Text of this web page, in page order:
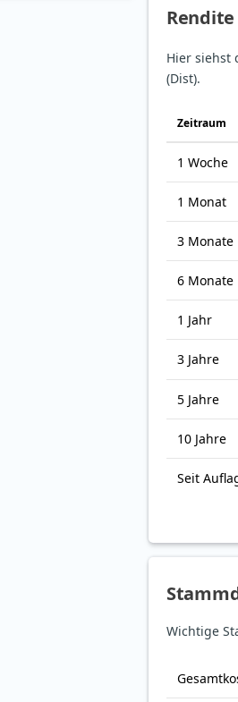
Rendite
Hier siehst
(Dist).
Zeit­raum
1 Woche
1 Monat
3 Monate
6 Monate
1 Jahr
3 Jahre
5 Jahre
10 Jahre
Seit
Wichtige